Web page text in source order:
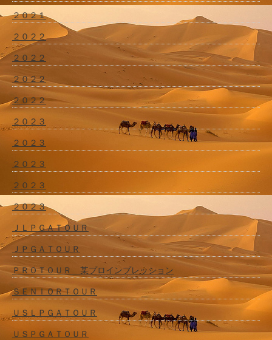
２０２１
２０２２
２０２２
２０２２
２０２２
２０２３
２０２３
２０２３
２０２３
２０２３
ＪＬＰＧＡＴＯＵＲ
ＪＰＧＡＴＯＵＲ
ＰＲＯＴＯＵＲ 某プロインプレッション
ＳＥＮＩＯＲＴＯＵＲ
ＵＳＬＰＧＡＴＯＵＲ
ＵＳＰＧＡＴＯＵＲ